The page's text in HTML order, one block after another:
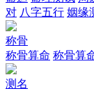
对 八字五行 姻缘
称骨
称骨算命 称骨算
测名